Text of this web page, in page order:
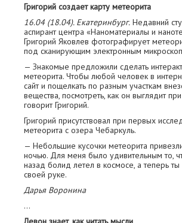
Григорий создает карту метеорита
16.04 (18.04). Екатеринбург. Недавний
аспирант центра «Наноматериалы и
Григорий Яковлев фотографирует
под сканирующим электронным
— Знакомые предложили сделать
метеорита. Чтобы любой человек в
сайт и пощелкать по разным участкам
вещества, посмотреть, как он выглядит
говорит Григорий.
Григорий присутствовал при первых
метеорита с озера Чебаркуль.
— Небольшие кусочки метеорита
ночью. Для меня было удивительным то,
назад болид летел в космосе, а теперь
своей руке.
Дарья Воронина
…